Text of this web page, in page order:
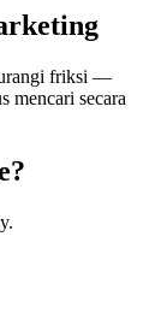
friksi —
mencari secara